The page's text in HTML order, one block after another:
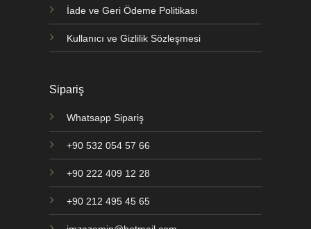
İade ve Geri Ödeme Politikası
Kullanıcı ve Gizlilik Sözleşmesi
Sipariş
Whatsapp Sipariş
+90 532 054 57 66
+90 222 409 12 28
+90 212 495 45 65